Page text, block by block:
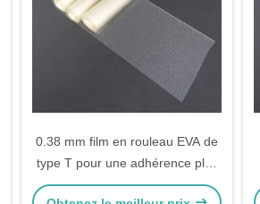
0.38 mm film en rouleau EVA de
type T pour une adhérence plus
forte et une stratification à haute